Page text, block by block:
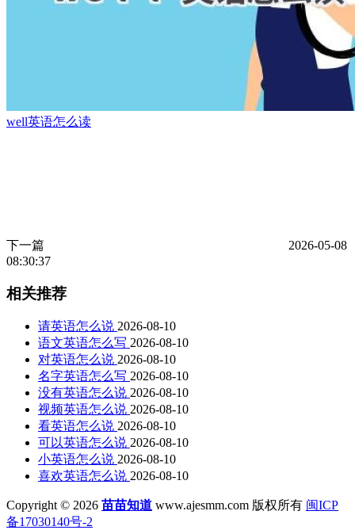
well英语怎么读
下一篇
2026-05-08
08:30:37
相关推荐
请英语怎么说 2026-08-10
语文英语怎么写 2026-08-10
对英语怎么说 2026-08-10
名字英语怎么写 2026-08-10
没有英语怎么说 2026-08-10
视频英语怎么说 2026-08-10
看英语怎么说 2026-08-10
可以英语怎么说 2026-08-10
小英语怎么说 2026-08-10
喜欢英语怎么说 2026-08-10
Copyright © 2026 苗苗知道 www.ajesmm.com 版权所有 闽ICP
备17030140号-2